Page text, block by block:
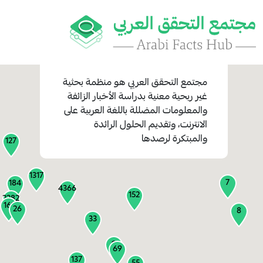
69
127
137
2282
8
4366
184
33
7
152
1317
26
1
9
161
مجتمع التحقق العربيهو منظمة بحثية
غير ربحية معنية بدراسة الأخبار الزائفة
والمعلومات المضللة باللغة العربية على
الانترنت، وتقديم الحلول الرائدة
والمبتكرة لرصدها